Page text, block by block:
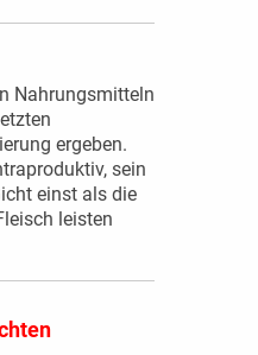
Nahrungsmitteln
ergeben.
sein
einst als die
leisten